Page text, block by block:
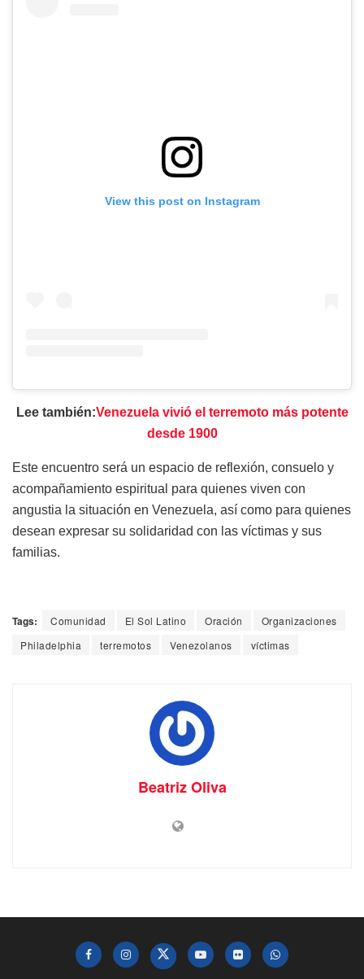
View this post on Instagram
Lee también:Venezuela vivió el terremoto más potente
desde 1900
Este encuentro será un espacio de reflexión, consuelo y
acompañamiento espiritual para quienes viven con
angustia la situación en Venezuela, así como para quienes
desean expresar su solidaridad con las víctimas y sus
familias.
Tags: Comunidad El Sol Latino Oración
Organizaciones
Philadelphia
terremotos Venezolanos víctimas
Beatriz Oliva